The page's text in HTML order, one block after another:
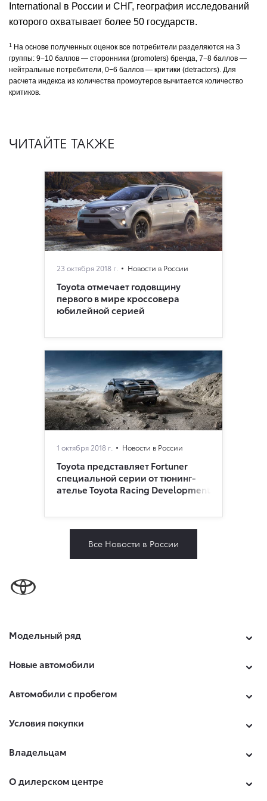
International в России и СНГ, география исследований
которого охватывает более 50 государств.
1
На основе полученных оценок все потребители разделяются на 3
группы: 9−10 баллов — сторонники (promoters) бренда, 7−8 баллов —
нейтральные потребители, 0−6 баллов — критики (detractors). Для
расчета индекса из количества промоутеров вычитается количество
критиков.
ЧИТАЙТЕ ТАКЖЕ
23 октября 2018 г. Новости в России
Toyota отмечает годовщину
первого в мире кроссовера
юбилейной серией
1 октября 2018 г. Новости в России
Toyota представляет Fortuner
специальной серии от тюнинг-
ателье Toyota Racing Development
Все Новости в России
Модельный ряд
Новые автомобили
Автомобили с пробегом
Условия покупки
Владельцам
О дилерском центре